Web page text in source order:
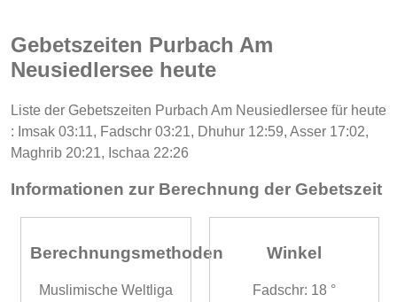
Gebetszeiten Purbach Am
Neusiedlersee heute
Liste der Gebetszeiten Purbach Am Neusiedlersee für heute
: Imsak 03:11, Fadschr 03:21, Dhuhur 12:59, Asser 17:02,
Maghrib 20:21, Ischaa 22:26
Informationen zur Berechnung der Gebetszeit
Berechnungsmethoden
Muslimische Weltliga
Winkel
Fadschr: 18 °